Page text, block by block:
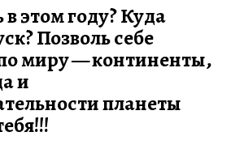
этом году? Куда
Позволь себе
миру — континенты,
и
планеты